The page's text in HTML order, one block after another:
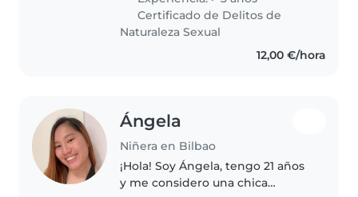
paciente y divertida, y disfruto
de actividades como dibujar,
hacer manualidades..
Certificado de Delitos de
Naturaleza Sexual
12,00 €/hora
Ángela
Niñera en Bilbao
¡Hola! Soy Ángela, tengo 21 años
y me considero una chica